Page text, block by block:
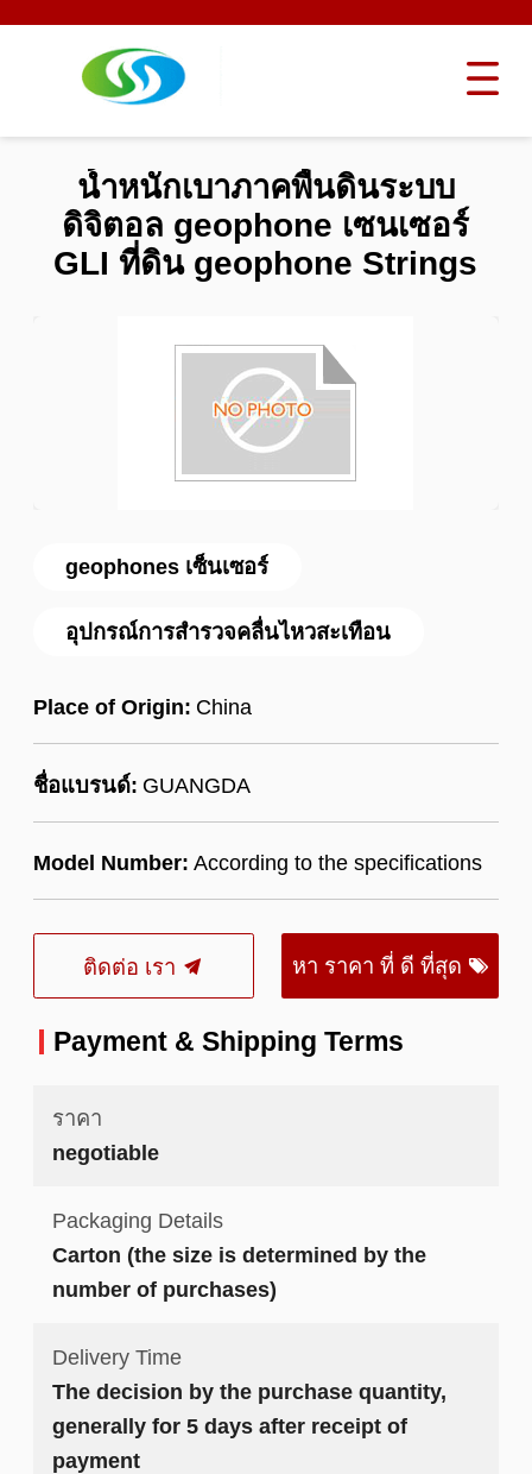
geophones เซ็นเซอร์
อุปกรณ์การสำรวจคลื่นไหวสะเทือน
Place of Origin: China
ชื่อแบรนด์: GUANGDA
Model Number: According to the specifications
ติดต่อ เรา หา ราคา ที่ ดี ที่สุด
น้ำหนักเบาภาคพื้นดินระบบ
ดิจิตอล geophone เซนเซอร์
GLI ที่ดิน geophone Strings
Payment & Shipping Terms
ราคา
negotiable
Packaging Details
Carton (the size is determined by the
number of purchases)
Delivery Time
The decision by the purchase quantity,
generally for 5 days after receipt of
payment